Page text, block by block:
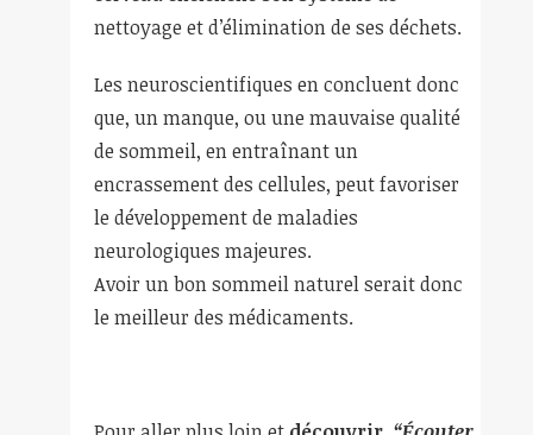
nettoyage et d’élimination de ses déchets.
Les neuroscientifiques en concluent donc
que, un manque, ou une mauvaise qualité
de sommeil, en entraînant un
encrassement des cellules, peut favoriser
le développement de maladies
neurologiques majeures.
Avoir un bon sommeil naturel serait donc
le meilleur des médicaments.